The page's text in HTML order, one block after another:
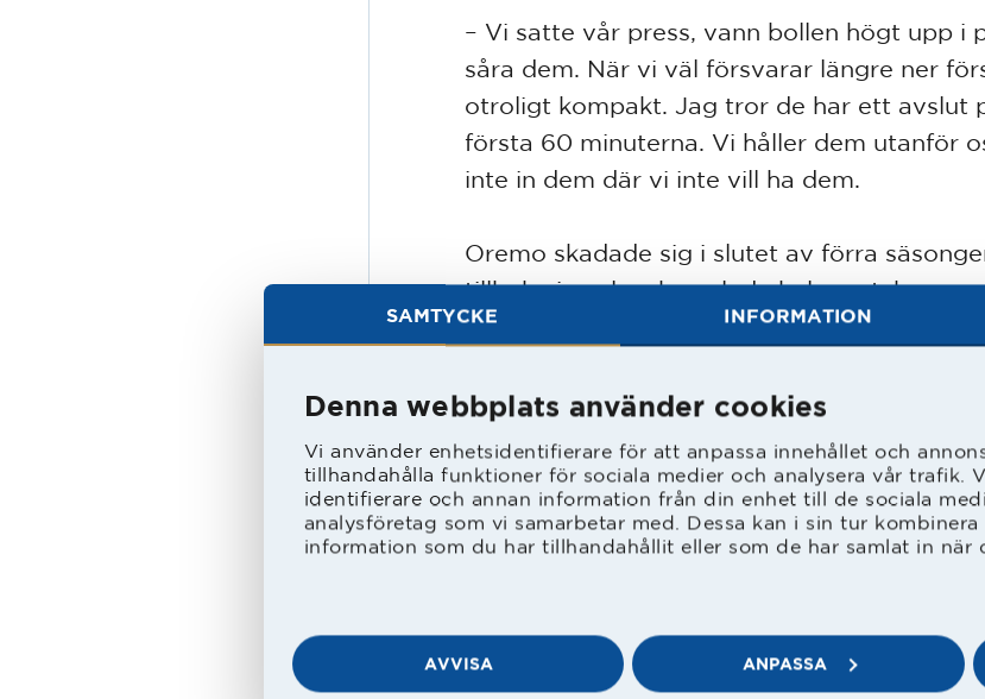
SAMTYCKE INFORMATION
Denna webbplats använder cookies
Vi använder enhetsidentifierare för att anpassa innehållet och
tillhandahålla funktioner för sociala medier och analysera vår trafik.
identifierare och annan information från din enhet till de sociala
analysföretag som vi samarbetar med. Dessa kan i sin tur
information som du har tillhandahållit eller som de har samlat in när
AVVISA ANPASSA
– Vi satte vår press, vann bollen högt upp i
såra dem. När vi väl försvarar längre ner
otroligt kompakt. Jag tror de har ett avslut
första 60 minuterna. Vi håller dem utanför
inte in dem där vi inte vill ha dem.
Oremo skadade sig i slutet av förra
tillbaka i spel, och spelade hela matchen
Mjällby.
– Vi har kört rehab på den skadan hela
en liten smäll på korsbandet. Det var inget
åtgärdas, utan vi behövde bara stärka upp
har kört med Simon hela vintern och nu
igen, berättar Johan Oremo.
Varbergs BoIS.